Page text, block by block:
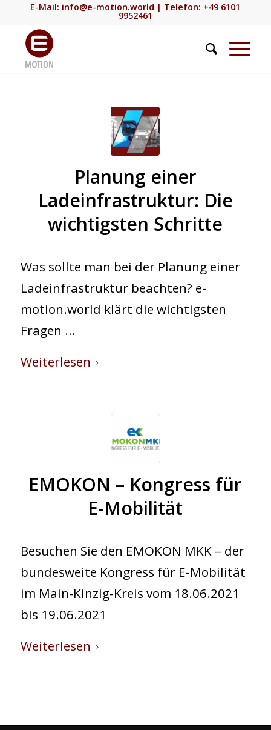
E-Mail: info@e-motion.world | Telefon: +49 6101
9952461
by Elektronik-
Zeit
Planung einer
Ladeinfrastruktur: Die
wichtigsten Schritte
Was sollte man bei der Planung einer
Ladeinfrastruktur beachten? e-
motion.world klärt die wichtigsten
Fragen …
Weiterlesen
EMOKON – Kongress für
E-Mobilität
Besuchen Sie den EMOKON MKK – der
bundesweite Kongress für E-Mobilität
im Main-Kinzig-Kreis vom 18.06.2021
bis 19.06.2021
Weiterlesen